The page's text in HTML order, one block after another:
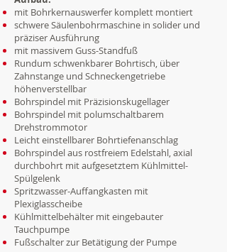
mit Bohrkernauswerfer komplett montiert
schwere Säulenbohrmaschine in solider und
präziser Ausführung
mit massivem Guss-Standfuß
Rundum schwenkbarer Bohrtisch, über
Zahnstange und Schneckengetriebe
höhenverstellbar
Bohrspindel mit Präzisionskugellager
Bohrspindel mit polumschaltbarem
Drehstrommotor
Leicht einstellbarer Bohrtiefenanschlag
Bohrspindel aus rostfreiem Edelstahl, axial
durchbohrt mitaufgesetztem Kühlmittel-
Spülgelenk
Spritzwasser-Auffangkasten mit
Plexiglasscheibe
Kühlmittelbehälter mit eingebauter
Tauchpumpe
Fußschalter zur Betätigung der Pumpe